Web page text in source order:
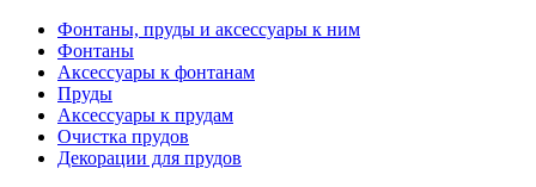
Фонтаны, пруды и аксессуары к ним
Фонтаны
Аксессуары к фонтанам
Пруды
Аксессуары к прудам
Очистка прудов
Декорации для прудов